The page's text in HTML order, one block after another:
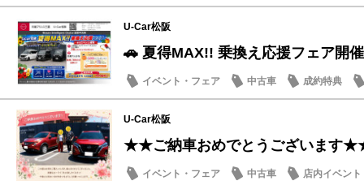
U-Car松阪
🚗 夏得MAX!! 乗換え応援フェア開
イベント・フェア 中古車 成約特典
U-Car松阪
★★ご納車おめでとうございます
イベント・フェア 中古車 店内イベント